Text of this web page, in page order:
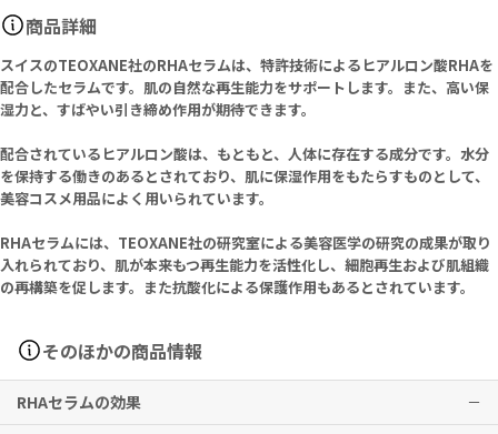
商品詳細
スイスのTEOXANE社のRHAセラムは、特許技術によるヒアルロン酸RHAを
配合したセラムです。肌の自然な再生能力をサポートします。また、高い保
湿力と、すばやい引き締め作用が期待できます。
配合されているヒアルロン酸は、もともと、人体に存在する成分です。水分
を保持する働きのあるとされており、肌に保湿作用をもたらすものとして、
美容コスメ用品によく用いられています。
RHAセラムには、TEOXANE社の研究室による美容医学の研究の成果が取り
入れられており、肌が本来もつ再生能力を活性化し、細胞再生および肌組織
の再構築を促します。また抗酸化による保護作用もあるとされています。
そのほかの商品情報
RHAセラムの効果